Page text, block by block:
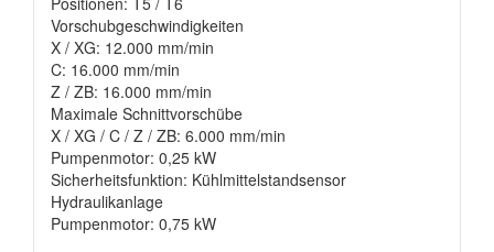
Vorschubgeschwindigkeiten
X / XG: 12.000 mm/min
C: 16.000 mm/min
Z / ZB: 16.000 mm/min
Maximale Schnittvorschübe
X / XG / C / Z / ZB: 6.000 mm/min
Pumpenmotor: 0,25 kW
Sicherheitsfunktion: Kühlmittelstandsensor
Hydraulikanlage
Pumpenmotor: 0,75 kW